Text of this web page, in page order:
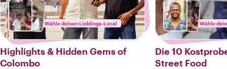
Wähle deinen Lieblings-Local
Highlights & Hidden Gems of
Colombo
Wähle
Die 10
Street Food